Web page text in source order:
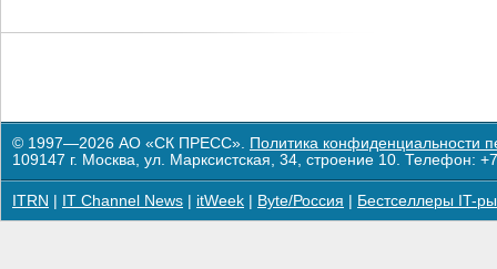
© 1997—2026 АО «СК ПРЕСС». Политика конфиденциальности
109147 г. Москва, ул. Марксистская, 34, строение 10. Телефон:
ITRN IT Channel News itWeek Byte/Россия Бестселлеры IT-